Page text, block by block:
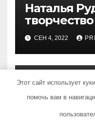
Наталья
личные
СЕН 4, 2022
UNCATEGORISED
Этот сайт использует
помочь вам в